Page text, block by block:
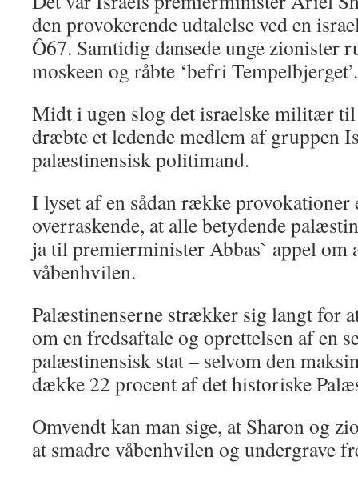
den provokerende udtalelse ved en
Ô67. Samtidig dansede unge zionister
moskeen og råbte ‘befri Tempelbjerget’.
Midt i ugen slog det israelske militær til
dræbte et ledende medlem af gruppen
palæstinensisk politimand.
I lyset af en sådan række
overraskende, at alle betydende
ja til premierminister Abbas` appel om
våbenhvilen.
Palæstinenserne strækker sig langt for
om en fredsaftale og oprettelsen af en
palæstinensisk stat – selvom den
dække 22 procent af det historiske
Omvendt kan man sige, at Sharon og
at smadre våbenhvilen og undergrave